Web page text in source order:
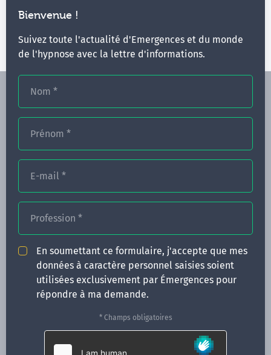
Bienvenue !
Suivez toute l'actualité d'Emergences et du monde
de l'hypnose avec la lettre d'informations.
Nom *
Prénom *
E-mail *
Profession *
En soumettant ce formulaire, j'accepte que mes
données à caractère personnel saisies soient
utilisées exclusivement par Émergences pour
répondre à ma demande.
* Champs obligatoires
Vous pouvez renouveler votre requête en élargissant
FORMATIONS
NOS FORMATEURS
ACTUALITÉS
INFOS PRATIQUES
Qui sommes-nous ?
35000 Rennes